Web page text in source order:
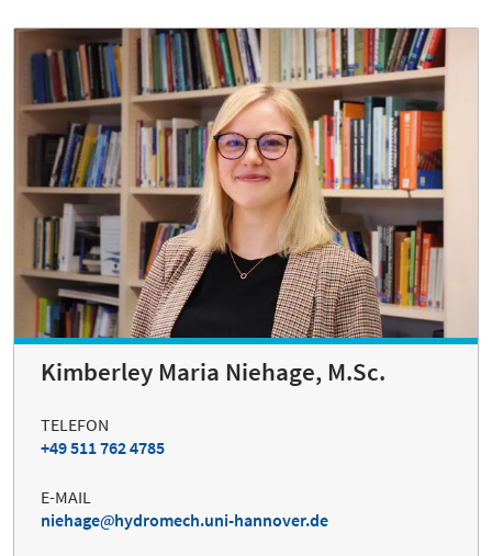
Kimberley Maria Niehage, M.Sc.
TELEFON
+49 511 762 4785
E-MAIL
niehage
hydromech.uni-hannover.de